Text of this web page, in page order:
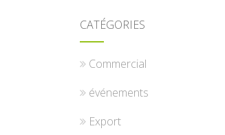
CATÉGORIES
Commercial
événements
Export